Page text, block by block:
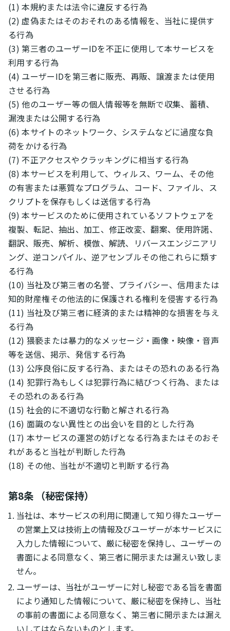
(1) 本規約または法令に違反する行為
(2) 虚偽またはそのおそれのある情報を、当社に提供す
る行為
(3) 第三者のユーザーIDを不正に使用して本サービスを
利用する行為
(4) ユーザーIDを第三者に販売、再販、譲渡または使用
させる行為
(5) 他のユーザー等の個人情報等を無断で収集、蓄積、
漏洩または公開する行為
(6) 本サイトのネットワーク、システムなどに過度な負
荷をかける行為
(7) 不正アクセスやクラッキングに相当する行為
(8) 本サービスを利用して、ウィルス、ワーム、その他
の有害または悪質なプログラム、コード、ファイル、ス
クリプトを保存もしくは送信する行為
(9) 本サービスのために使用されているソフトウェアを
複製、転記、抽出、加工、修正改変、翻案、使用許諾、
翻訳、販売、解析、模倣、解読、リバースエンジニアリ
ング、逆コンパイル、逆アセンブルその他これらに類す
る行為
(10) 当社及び第三者の名誉、プライバシー、信用または
知的財産権その他法的に保護される権利を侵害する行為
(11) 当社及び第三者に経済的または精神的な損害を与え
る行為
(12) 猥褻または暴力的なメッセージ・画像・映像・音声
等を送信、掲示、発信する行為
(13) 公序良俗に反する行為、またはその恐れのある行為
(14) 犯罪行為もしくは犯罪行為に結びつく行為、または
その恐れのある行為
(15) 社会的に不適切な行動と解される行為
(16) 面識のない異性との出会いを目的とした行為
(17) 本サービスの運営の妨げとなる行為またはそのおそ
れがあると当社が判断した行為
(18) その他、当社が不適切と判断する行為
第8条 （秘密保持）
当社は、本サービスの利用に関連して知り得たユーザー
の営業上又は技術上の情報及びユーザーが本サービスに
入力した情報について、厳に秘密を保持し、ユーザーの
書面による同意なく、第三者に開示または漏えい致しま
せん。
ユーザーは、当社がユーザーに対し秘密である旨を書面
により通知した情報について、厳に秘密を保持し、当社
の事前の書面による同意なく、第三者に開示または漏え